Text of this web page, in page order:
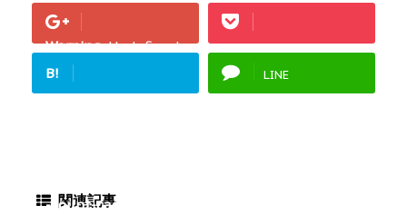
Warning: Undefined
array key "Google+"
in/home/fukurou-
-count-cache/sns-
B! LINE
関連記事